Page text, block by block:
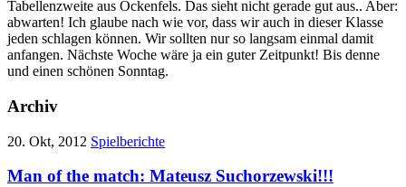
Tabellenzweite aus Ockenfels. Das sieht nicht gerade gut aus.. Aber:
abwarten! Ich glaube nach wie vor, dass wir auch in dieser Klasse
jeden schlagen können. Wir sollten nur so langsam einmal damit
anfangen. Nächste Woche wäre ja ein guter Zeitpunkt! Bis denne
und einen schönen Sonntag.
Archiv
20. Okt, 2012 Spielberichte
Man of the match: Mateusz Suchorzewski!!!